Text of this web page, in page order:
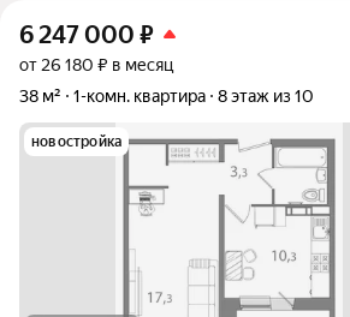
6 247 000 ₽
от 26 180 ₽ в месяц
38 м²
1-комн. квартира 8 этаж из 10
новостройка